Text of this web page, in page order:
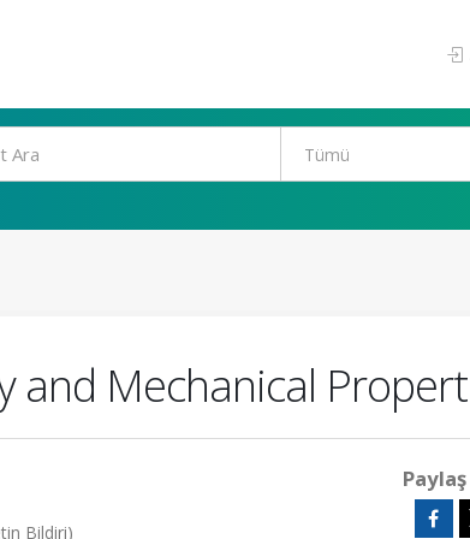
and Mechanical
Bildiri)
Paylaş